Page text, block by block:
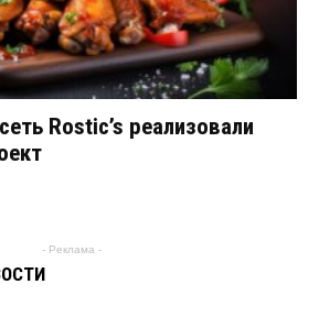
Rostic’s реализовали
- Реклама -